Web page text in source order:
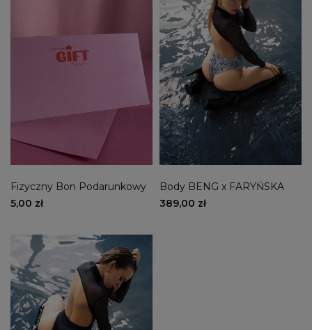
XS/S
nie (3)
Promocja
Fizyczny Bon Podarunkowy
5,00 zł
Body BENG x FARYŃSKA
389,00 zł